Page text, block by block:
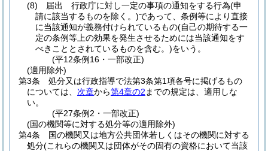
(8)
届出 行政庁に対し一定の事項の通知をする行為(申
請に該当するものを除く。)であって、条例等により直接
に当該通知が義務付けられているもの(自己の期待する一
定の条例等上の効果を発生させるためには当該通知をす
べきこととされているものを含む。)をいう。
(平12条例16・一部改正)
(適用除外)
第3条
処分又は行政指導で法第3条第1項各号に掲げるもの
については、 次章から第4章の2 までの規定は、適用しな
い。
(平27条例2・一部改正)
(国の機関等に対する処分等の適用除外)
第4条
国の機関又は地方公共団体若しくはその機関に対する
処分(これらの機関又は団体がその固有の資格において当該